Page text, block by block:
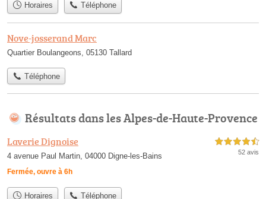
Horaires Téléphone
Nove-josserand Marc
Quartier Boulangeons, 05130 Tallard
Téléphone
Résultats dans les Alpes-de-Haute-Provence
Laverie Dignoise
4 avenue Paul Martin, 04000 Digne-les-Bains
Fermée, ouvre à 6h
4,5 étoiles sur 5
52 avis
Horaires Téléphone